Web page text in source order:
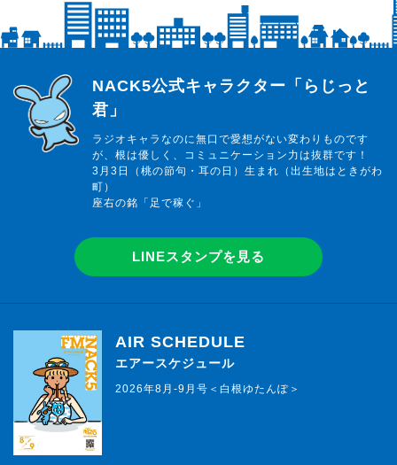
らじっと君
NACK5公式キャラクター「らじっと
君」
ラジオキャラなのに無口で愛想がない変わりものです
が、根は優しく、コミュニケーション力は抜群です！
3月3日（桃の節句・耳の日）生まれ（出生地はときがわ
町）
座右の銘「足で稼ぐ」
LINEスタンプを見る
AIR SCHEDULE
エアースケジュール
2026年8月-9月号＜白根ゆたんぽ＞